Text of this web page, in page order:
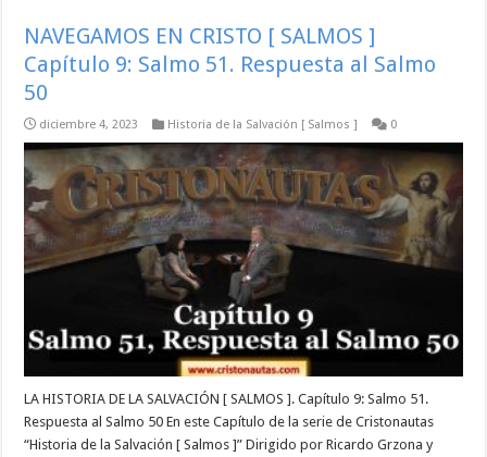
NAVEGAMOS EN CRISTO [ SALMOS ]
Capítulo 9: Salmo 51. Respuesta al Salmo
50
diciembre 4, 2023 Historia de la Salvación [ Salmos ] 0
LA HISTORIA DE LA SALVACIÓN [ SALMOS ]. Capítulo 9: Salmo 51.
Respuesta al Salmo 50 En este Capítulo de la serie de Cristonautas
“Historia de la Salvación [ Salmos ]” Dirigido por Ricardo Grzona y